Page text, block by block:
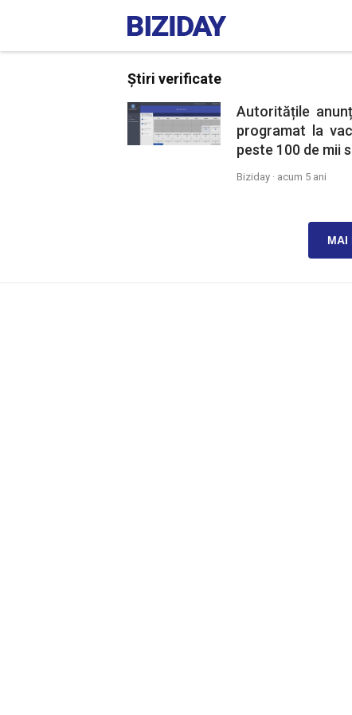
Știri verificate
Autoritățile
programat la
peste 100 de mii
Biziday · acum 5 ani
MAI